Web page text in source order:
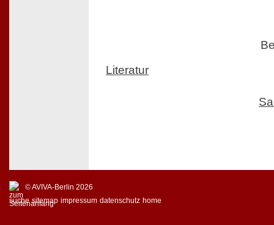
Literatur
© AVIVA-Berlin 2026
suche sitemap impressum datenschutz home